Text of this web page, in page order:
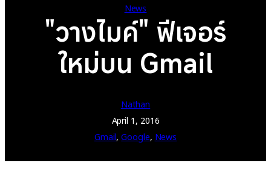
News
"วางไมค์" ฟีเจอร์
ใหม่บน Gmail
Nathan
April 1, 2016
Gmail, Google, News